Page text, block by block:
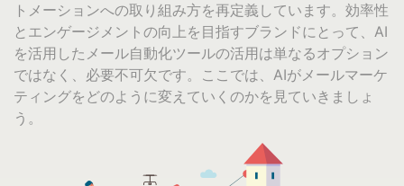
トメーションへの取り組み方を再定義しています。効率性
とエンゲージメントの向上を目指すブランドにとって、AI
を活用したメール自動化ツールの活用は単なるオプション
ではなく、必要不可欠です。ここでは、AIがメールマーケ
ティングをどのように変えていくのかを見ていきましょ
う。